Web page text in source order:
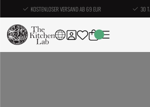
KOSTENLOSER VERSAND AB 69 EUR 30